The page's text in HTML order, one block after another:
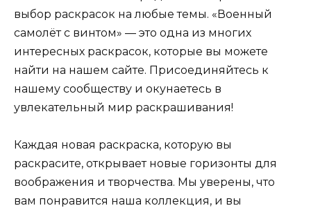
выбор раскрасок на любые темы. «Военный
самолёт с винтом» — это одна из многих
интересных раскрасок, которые вы можете
найти на нашем сайте. Присоединяйтесь к
нашему сообществу и окунаетесь в
увлекательный мир раскрашивания!
Каждая новая раскраска, которую вы
раскрасите, открывает новые горизонты для
воображения и творчества. Мы уверены, что
вам понравится наша коллекция, и вы